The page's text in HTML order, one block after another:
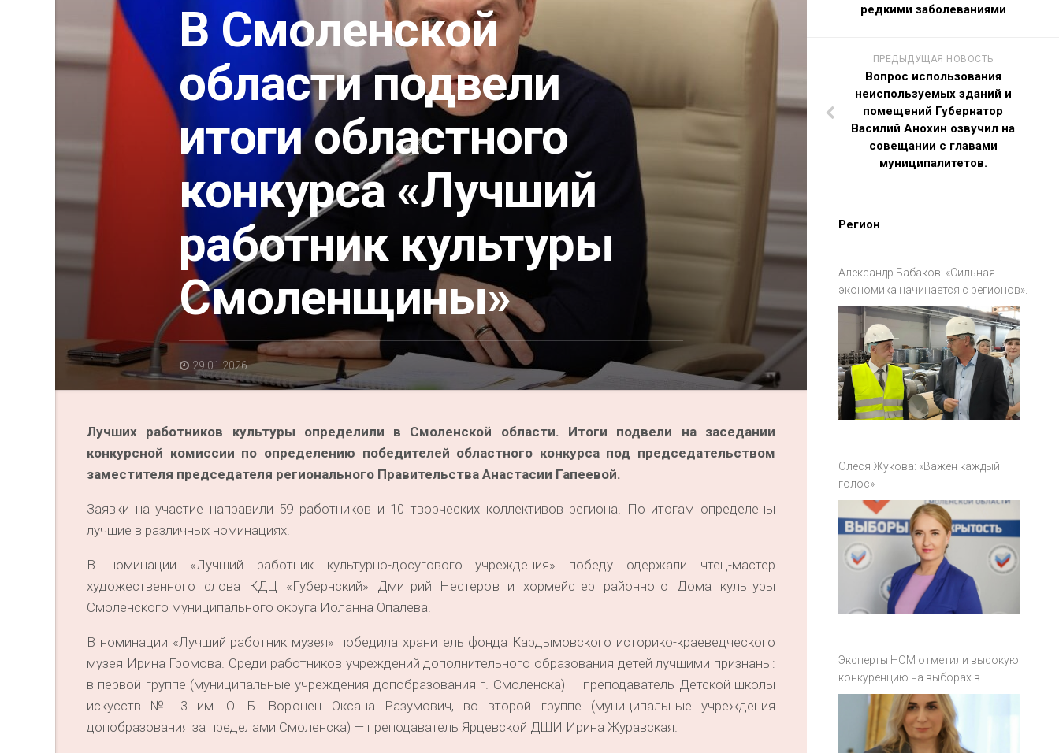
В Смоленской
области подвели
итоги областного
конкурса «Лучший
работник культуры
Смоленщины»
29.01.2026
Лучших работников культуры определили в Смоленской области. Итоги подвели на заседании
конкурсной комиссии по определению победителей областного конкурса под председательством
заместителя председателя регионального Правительства Анастасии Гапеевой.
Заявки на участие направили 59 работников и 10 творческих коллективов региона. По итогам определены
лучшие в различных номинациях.
В номинации «Лучший работник культурно-досугового учреждения» победу одержали чтец-мастер
художественного слова КДЦ «Губернский» Дмитрий Нестеров и хормейстер районного Дома культуры
Смоленского муниципального округа Иоланна Опалева.
В номинации «Лучший работник музея» победила хранитель фонда Кардымовского историко-краеведческого
музея Ирина Громова. Среди работников учреждений дополнительного образования детей лучшими признаны:
в первой группе (муниципальные учреждения допобразования г. Смоленска) — преподаватель Детской школы
искусств № 3 им. О. Б. Воронец Оксана Разумович, во второй группе (муниципальные учреждения
допобразования за пределами Смоленска) — преподаватель Ярцевской ДШИ Ирина Журавская.
редкими заболеваниями
ПРЕДЫДУЩАЯ НОВОСТЬ
Вопрос использования
неиспользуемых зданий и
помещений Губернатор
Василий Анохин озвучил на
совещании с главами
муниципалитетов.
Регион
Александр Бабаков: «Сильная
экономика начинается с регионов».
Олеся Жукова: «Важен каждый
голос»
Эксперты НОМ отметили высокую
конкуренцию на выборах в
Смоленской области